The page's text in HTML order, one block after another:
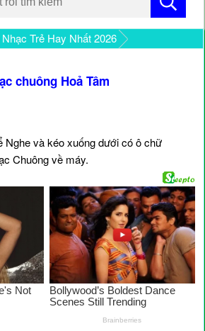
Trẻ Hay Nhất 2026
chuông Hoả Tâm
Nghe và kéo xuống dưới có ô chữ
Chuông về máy.